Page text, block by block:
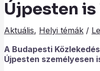
Újpesten
Aktuális, Helyi témák /
A Budapesti
Újpesten személyesen